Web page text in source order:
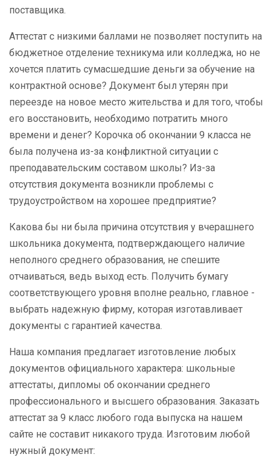
поставщика.
Аттестат с низкими баллами не позволяет поступить на
бюджетное отделение техникума или колледжа, но не
хочется платить сумасшедшие деньги за обучение на
контрактной основе? Документ был утерян при
переезде на новое место жительства и для того, чтобы
его восстановить, необходимо потратить много
времени и денег? Корочка об окончании 9 класса не
была получена из-за конфликтной ситуации с
преподавательским составом школы? Из-за
отсутствия документа возникли проблемы с
трудоустройством на хорошее предприятие?
Какова бы ни была причина отсутствия у вчерашнего
школьника документа, подтверждающего наличие
неполного среднего образования, не спешите
отчаиваться, ведь выход есть. Получить бумагу
соответствующего уровня вполне реально, главное -
выбрать надежную фирму, которая изготавливает
документы с гарантией качества.
Наша компания предлагает изготовление любых
документов официального характера: школьные
аттестаты, дипломы об окончании среднего
профессионального и высшего образования. Заказать
аттестат за 9 класс любого года выпуска на нашем
сайте не составит никакого труда. Изготовим любой
нужный документ: